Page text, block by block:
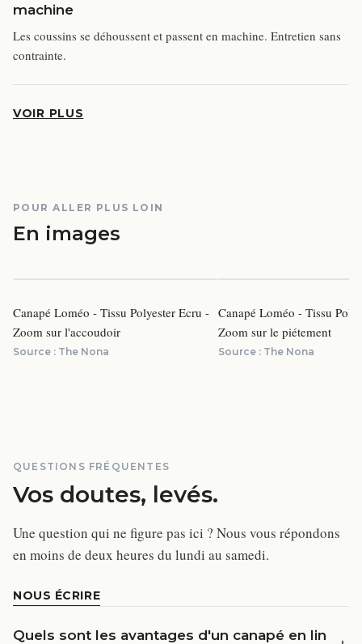
machine
Les coussins se déhoussent et passent en machine. Entretien sans
contrainte.
VOIR PLUS
POUR ALLER PLUS LOIN
En images
Canapé Loméo - Tissu Polyester Ecru -
Zoom sur l'accoudoir
Source : The Nona
Canapé Loméo - Tissu
Zoom sur le piétement
Source : The Nona
QUESTIONS FRÉQUENTES
Vos doutes, levés.
Une question qui ne figure pas ici ? Nous vous répondons
en moins de deux heures du lundi au samedi.
NOUS ÉCRIRE
Quels sont les avantages d'un canapé en lin